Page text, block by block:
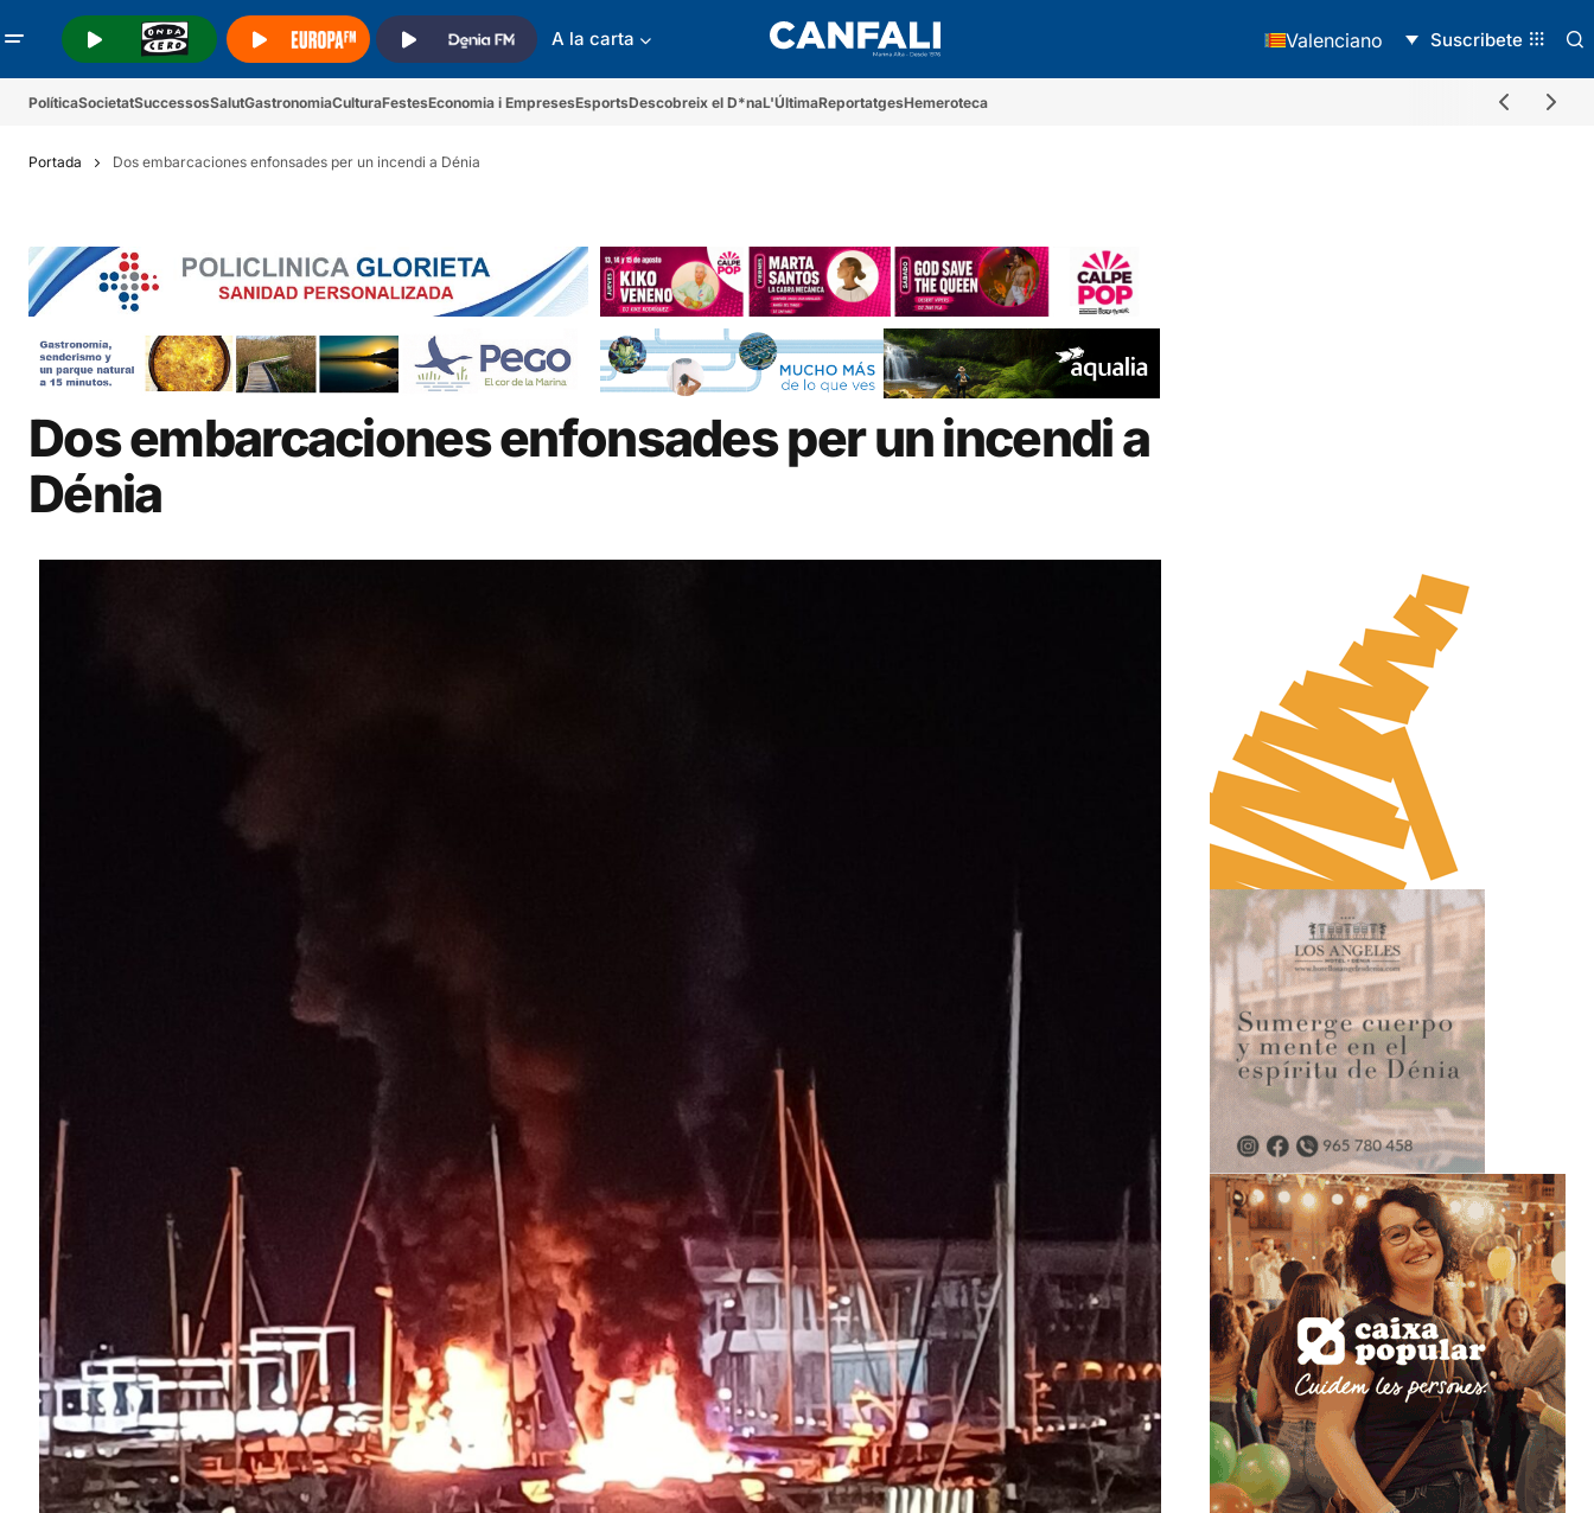
A la carta Valenciano Suscribete
PolíticaSocietatSuccessosSalutGastronomiaCulturaFestesEconomia i EmpresesEsportsDescobreix el D*naL'ÚltimaReportatgesHemeroteca
Portada Dos embarcaciones enfonsades per un incendi a Dénia
Dos embarcaciones enfonsades per un incendi a
Dénia